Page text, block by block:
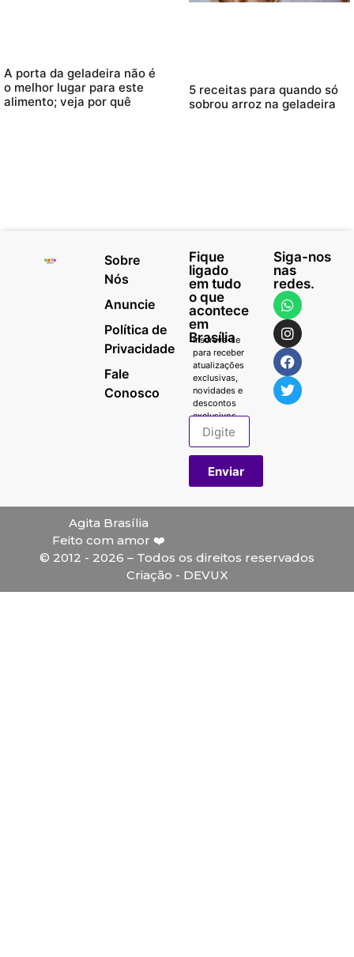
A porta da geladeira não é
o melhor lugar para este
alimento; veja por quê
5 receitas para quando só
sobrou arroz na geladeira
Sobre
Nós
Anuncie
Política de
Privacidade
Fale
Conosco
Fique
ligado
em tudo
o que
acontece
em
Brasília
Inscreva-se
para receber
atualizações
exclusivas,
novidades e
descontos
exclusivos.
Enviar
Siga-nos
nas
redes.
Agita Brasília
Feito com amor ❤️
© 2012 - 2026 – Todos os direitos reservados
Criação - DEVUX